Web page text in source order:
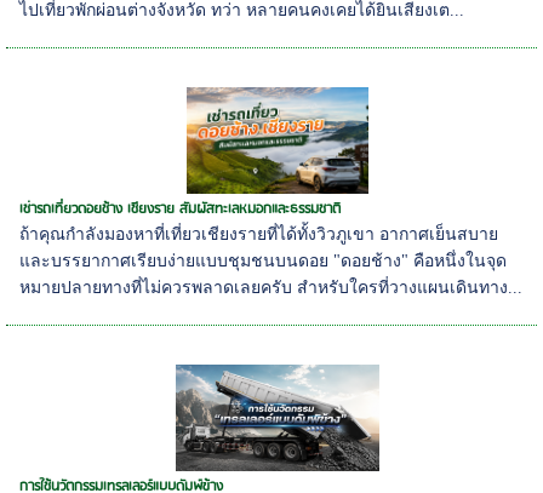
ไปเที่ยวพักผ่อนต่างจังหวัด ทว่า หลายคนคงเคยได้ยินเสียงเต...
เช่ารถเที่ยวดอยช้าง เชียงราย สัมผัสทะเลหมอกและธรรมชาติ
ถ้าคุณกำลังมองหาที่เที่ยวเชียงรายที่ได้ทั้งวิวภูเขา อากาศเย็นสบาย
และบรรยากาศเรียบง่ายแบบชุมชนบนดอย "ดอยช้าง" คือหนึ่งในจุด
หมายปลายทางที่ไม่ควรพลาดเลยครับ สำหรับใครที่วางแผนเดินทาง...
การใช้นวัตกรรมเทรลเลอร์แบบดัมพ์ข้าง